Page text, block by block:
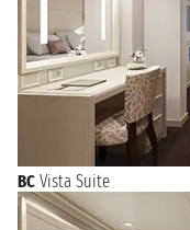
BC Vista Suite